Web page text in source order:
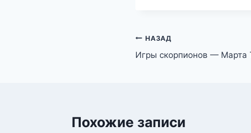
Навигация
по
НАЗАД
Игры скорпионов — Марта
Похожие записи